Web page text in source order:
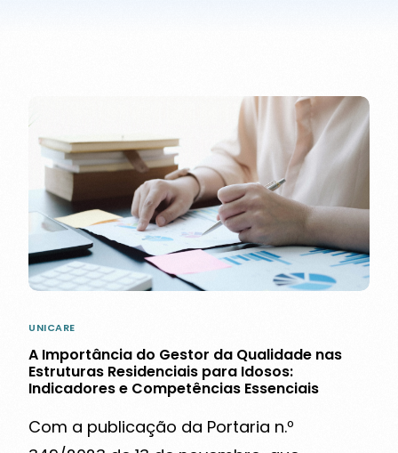
UNICARE
A Importância do Gestor da Qualidade nas
Estruturas Residenciais para Idosos:
Indicadores e Competências Essenciais
Com a publicação da Portaria n.º